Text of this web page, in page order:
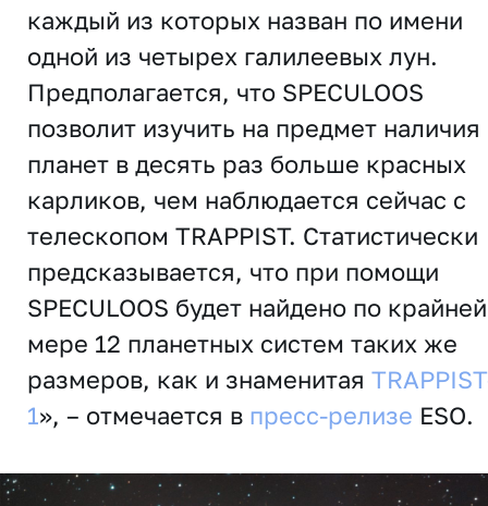
каждый из которых назван по имени
одной из четырех галилеевых лун.
Предполагается, что SPECULOOS
позволит изучить на предмет наличия
планет в десять раз больше красных
карликов, чем наблюдается сейчас с
телескопом TRAPPIST. Статистически
предсказывается, что при помощи
SPECULOOS будет найдено по крайней
мере 12 планетных систем таких же
размеров, как и знаменитая
1», – отмечается в пресс-релизе ESO.